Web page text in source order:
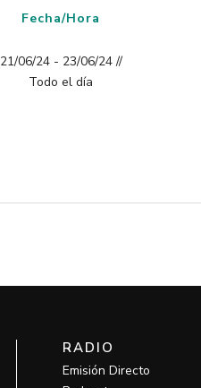
Fecha/Hora
21/06/24 - 23/06/24 //
Todo el día
RADIO
Emisión Directo